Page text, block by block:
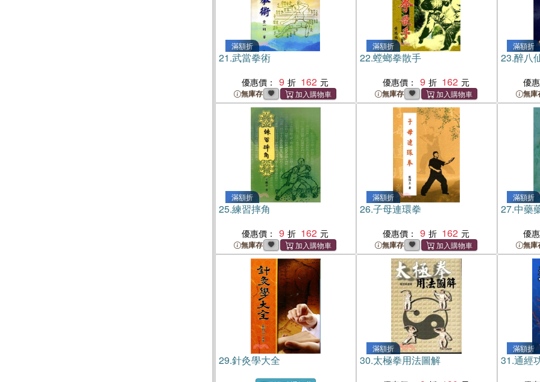
滿額折
21.武當拳術
優惠價： 9 162
無庫存
滿額折
22.螳螂拳散手
優惠價： 9 162
無庫存
滿額折
23.醉八
優
無庫
滿額折
25.練習摔角
優惠價： 9 162
無庫存
滿額折
26.子母連環拳
優惠價： 9 162
無庫存
滿額折
27.中藥
優
無庫
29.針灸學大全
滿額折
30.太極拳用法圖解
滿額折
31.通經